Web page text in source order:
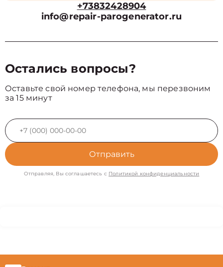
+73832428904
info@repair-parogenerator.ru
Остались вопросы?
Оставьте свой номер телефона, мы перезвоним
за 15 минут
Отправить
Отправляя, Вы соглашаетесь с Политикой конфиденциальности